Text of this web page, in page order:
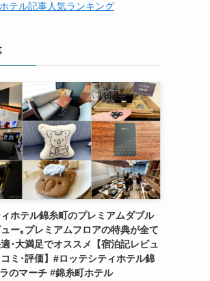
テル記事人気ランキング
ホテル錦糸町のプレミアムダブル
ー｡プレミアムフロアの特典が全て
･大満足でオススメ【宿泊記レビュ
ミ･評価】#ロッテシティホテル錦
のマーチ #錦糸町ホテル